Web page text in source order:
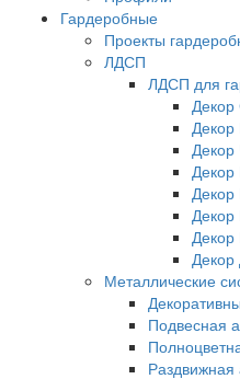
Гардеробные
Проекты
ЛДСП
ЛДСП для
Декор
Металлические
Подвесная